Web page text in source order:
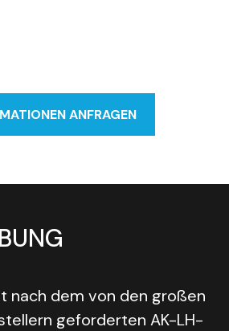
ANFRAGEN
nach dem von den großen
geforderten AK-LH-